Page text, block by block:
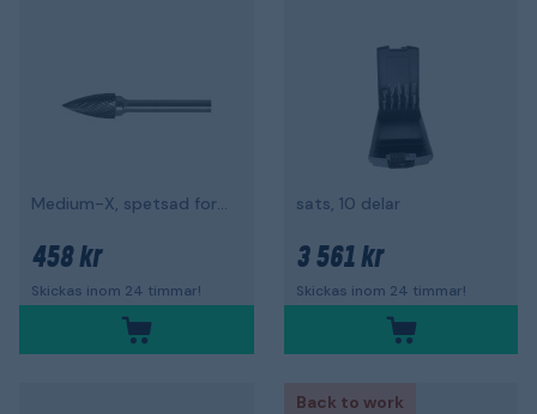
Medium-X, spetsad form
458 kr
Skickas inom 24 timmar!
sats, 10 delar
3 561 kr
Skickas inom 24 timmar!
Back to work